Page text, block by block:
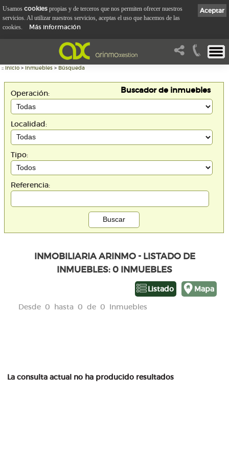
:: Inicio > Inmuebles > Búsqueda
Buscador de inmuebles
Operación:
Localidad:
Tipo:
Referencia:
INMOBILIARIA ARINMO - LISTADO DE
INMUEBLES: 0 INMUEBLES
Mapa
Listado
Desde 0 hasta 0 de 0 Inmuebles
La consulta actual no ha producido resultados
Aceptar
Usamos cookies propias y de terceros que nos permiten ofrecer nuestros
servicios. Al utilizar nuestros servicios, aceptas el uso que hacemos de las
cookies.
Más información